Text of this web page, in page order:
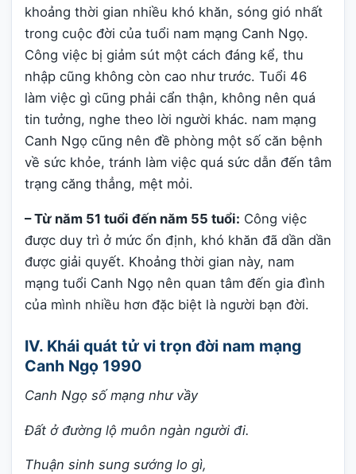
khoảng thời gian nhiều khó khăn, sóng gió nhất
trong cuộc đời của tuổi nam mạng Canh Ngọ.
Công việc bị giảm sút một cách đáng kể, thu
nhập cũng không còn cao như trước. Tuổi 46
làm việc gì cũng phải cẩn thận, không nên quá
tin tưởng, nghe theo lời người khác. nam mạng
Canh Ngọ cũng nên đề phòng một số căn bệnh
về sức khỏe, tránh làm việc quá sức dẫn đến tâm
trạng căng thẳng, mệt mỏi.
– Từ năm 51 tuổi đến năm 55 tuổi: Công việc
được duy trì ở mức ổn định, khó khăn đã dần dần
được giải quyết. Khoảng thời gian này, nam
mạng tuổi Canh Ngọ nên quan tâm đến gia đình
của mình nhiều hơn đặc biệt là người bạn đời.
IV. Khái quát tử vi trọn đời nam mạng
Canh Ngọ 1990
Canh Ngọ số mạng như vầy
Đất ở đường lộ muôn ngàn người đi.
Thuận sinh sung sướng lo gì,